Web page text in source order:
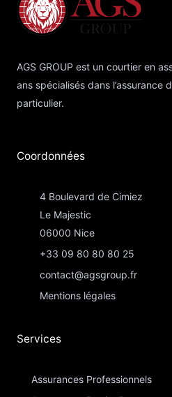
AGS GROUP est un courtier en
ans spécialisés dans l’assurance
particulier.
Coordonnées​
4 Boulevard de Cimiez
Le Majestic
06000 Nice
+33 09 80 80 80 25
contact@agsgroup.fr
Mentions légales
Services
Assurances Professionnels